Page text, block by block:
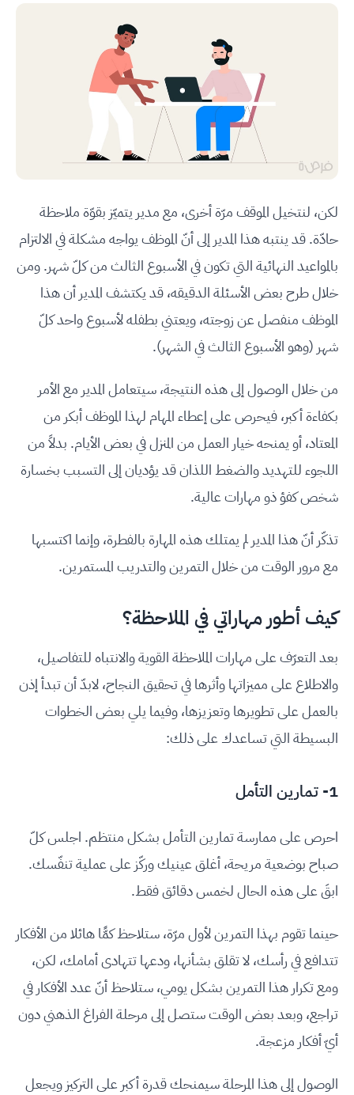
لكن، لنتخيل الموقف مرّة أخرى، مع مدير يتميّز بقوّة ملاحظة
حادّة. قد ينتبه هذا المدير إلى أنّ الموظف يواجه مشكلة في الالتزام
بالمواعيد النهائية التي تكون في الأسبوع الثالث من كلّ شهر. ومن
خلال طرح بعض الأسئلة الدقيقه، قد يكتشف المدير أن هذا
الموظف منفصل عن زوجته، ويعتني بطفله لأسبوع واحد كلّ
شهر (وهو الأسبوع الثالث في الشهر).
من خلال الوصول إلى هذه النتيجة، سيتعامل المدير مع الأمر
بكفاءة أكبر، فيحرص على إعطاء المهام لهذا الموظف أبكر من
المعتاد، أو يمنحه خيار العمل من المنزل في بعض الأيام. بدلاً من
اللجوء للتهديد والضغط اللذان قد يؤديان إلى التسبب بخسارة
شخص كفؤ ذو مهارات عالية.
تذكّر أنّ هذا المدير لم يمتلك هذه المهارة بالفطرة، وإنما اكتسبها
مع مرور الوقت من خلال التمرين والتدريب المستمرين.
كيف أطور مهاراتي في الملاحظة؟
بعد التعرّف على مهارات الملاحظة القوية والانتباه للتفاصيل،
والاطلاع على مميزاتها وأثرها في تحقيق النجاح، لابدّ أن تبدأ إذن
بالعمل على تطويرها وتعزيزها، وفيما يلي بعض الخطوات
البسيطة التي تساعدك على ذلك:
1- تمارين التأمل
احرص على ممارسة تمارين التأمل بشكل منتظم. اجلس كلّ
صباح بوضعية مريحة، أغلق عينيك وركّز على عملية تنفّسك.
ابقَ على هذه الحال لخمس دقائق فقط.
حينما تقوم بهذا التمرين لأول مرّة، ستلاحظ كمًّا هائلا من الأفكار
تتدافع في رأسك، لا تقلق بشأنها، ودعها تتهادى أمامك، لكن،
ومع تكرار هذا التمرين بشكل يومي، ستلاحظ أنّ عدد الأفكار في
تراجع، وبعد بعض الوقت ستصل إلى مرحلة الفراغ الذهني دون
أيّ أفكار مزعجة.
الوصول إلى هذا المرحلة سيمنحك قدرة أكبر على التركيز ويجعل